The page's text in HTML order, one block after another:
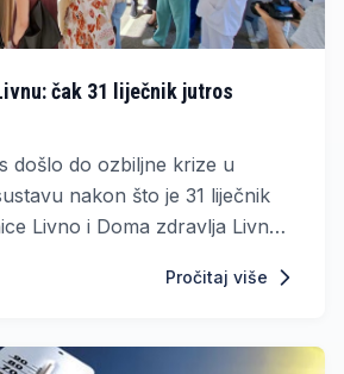
čak 31 liječnik jutros
došlo do ozbiljne krize u
nakon što je 31 liječnik
Livno i Doma zdravlja Livno
i uvjetima rada.Pročitaj više